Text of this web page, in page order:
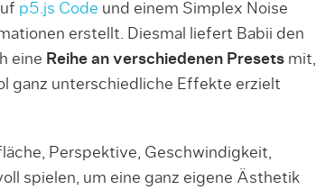
p5.js Code und einem Simplex Noise
erstellt. Diesmal liefert Babii den
eine Reihe an verschiedenen Presetsmit,
ganz unterschiedliche Effekte erzielt
Perspektive, Geschwindigkeit,
spielen, um eine ganz eigene Ästhetik